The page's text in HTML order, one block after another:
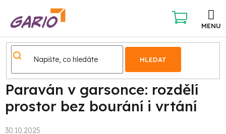
obsah
HLEDAT
NÁKUPNÍ
KOŠÍK
Paraván v garsonce: rozdělí
prostor bez bourání i vrtání
30.10.2025